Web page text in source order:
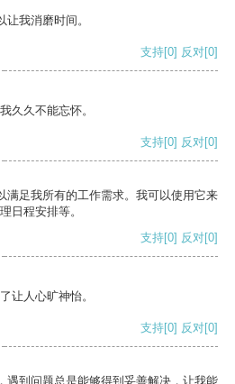
我消磨时间。
支持[0] 反对[0]
久久不能忘怀。
支持[0] 反对[0]
满足我所有的工作需求。我可以使用它来
日程安排等。
支持[0] 反对[0]
让人心旷神怡。
支持[0] 反对[0]
遇到问题总是能够得到妥善解决，让我能